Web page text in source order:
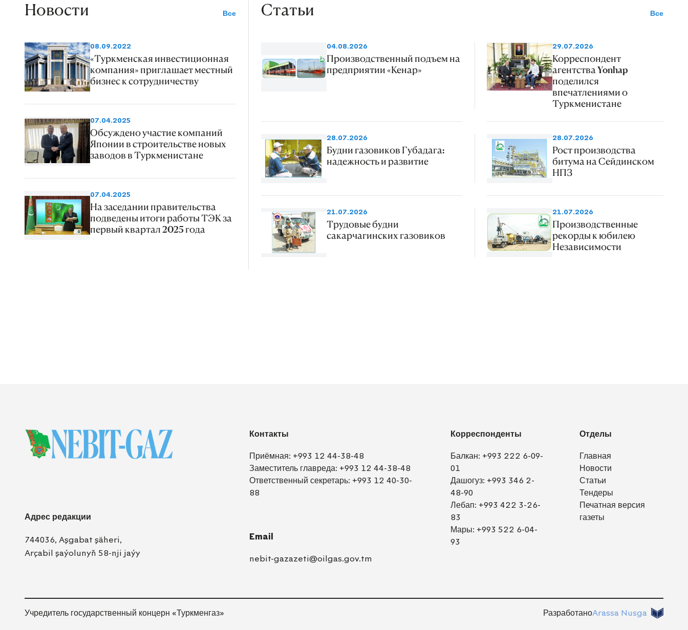
Новости Все
08.09.2022
«Туркменская инвестиционная
компания» приглашает местный
бизнес к сотрудничеству
07.04.2025
Обсуждено участие компаний
Японии в строительстве новых
заводов в Туркменистане
07.04.2025
На заседании правительства
подведены итоги работы ТЭК за
первый квартал 2025 года
Статьи Все
04.08.2026
Производственный подъем на
предприятии «Кенар»
29.07.2026
Корреспондент
агентства Yonhap
поделился
впечатлениями о
Туркменистане
28.07.2026
Будни газовиков Губадага:
надежность и развитие
28.07.2026
Рост производства
битума на Сейдинском
НПЗ
21.07.2026
Трудовые будни
сакарчагинских газовиков
21.07.2026
Производственные
рекорды к юбилею
Независимости
Адрес редакции
744036, Aşgabat şäheri,
Arçabil şaýolunyň 58-nji jaýy
Контакты
Приёмная: +993 12 44-38-48
Заместитель главреда: +993 12 44-38-48
Ответственный секретарь: +993 12 40-30-
88
Email
nebit-gazazeti@oilgas.gov.tm
Корреспонденты
Балкан: +993 222 6-09-
01
Дашогуз: +993 346 2-
48-90
Лебап: +993 422 3-26-
83
Мары: +993 522 6-04-
93
Отделы
Главная
Новости
Статьи
Тендеры
Печатная версия
газеты
Учредитель государственный концерн «Туркменгаз» РазработаноArassa Nusga